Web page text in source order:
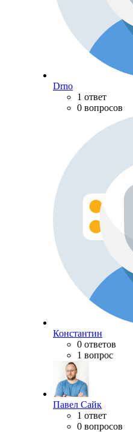
Drno
1 ответ
0 вопросов
Константин
0 ответов
1 вопрос
Павел Сайк
1 ответ
0 вопросов